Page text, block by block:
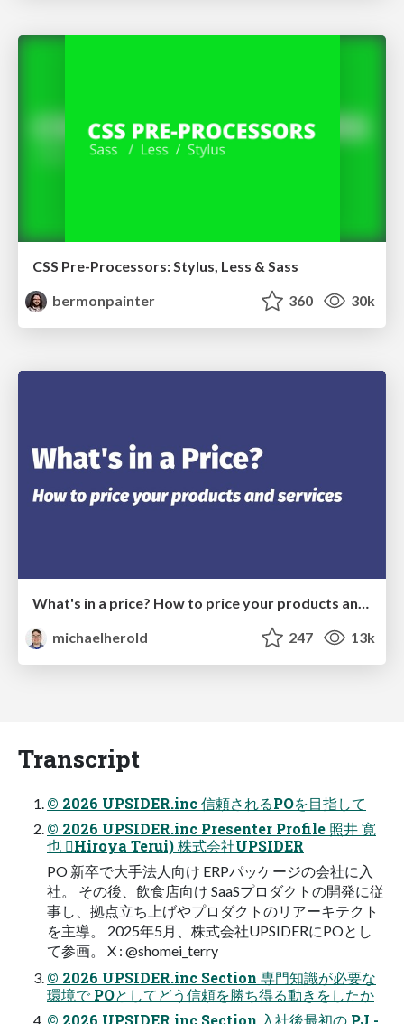
CSS Pre-Processors: Stylus, Less & Sass
bermonpainter
360 30k
michaelherold
247 13k
Transcript
© 2026 UPSIDER.inc 信頼されるPOを目指して
© 2026 UPSIDER.inc Presenter Profile 照井 寛
也 Hiroya Terui) 株式会社UPSIDER
PO 新卒で大手法人向け ERPパッケージの会社に入
社。 その後、飲食店向け SaaSプロダクトの開発に従
事し、拠点立ち上げやプロダクトのリアーキテクト
を主導。 2025年5月、株式会社UPSIDERにPOとし
て参画。 X : @shomei_terry
© 2026 UPSIDER.inc Section 専門知識が必要な
環境で POとしてどう信頼を勝ち得る動きをしたか
© 2026 UPSIDER.inc Section 入社後最初の PJ -